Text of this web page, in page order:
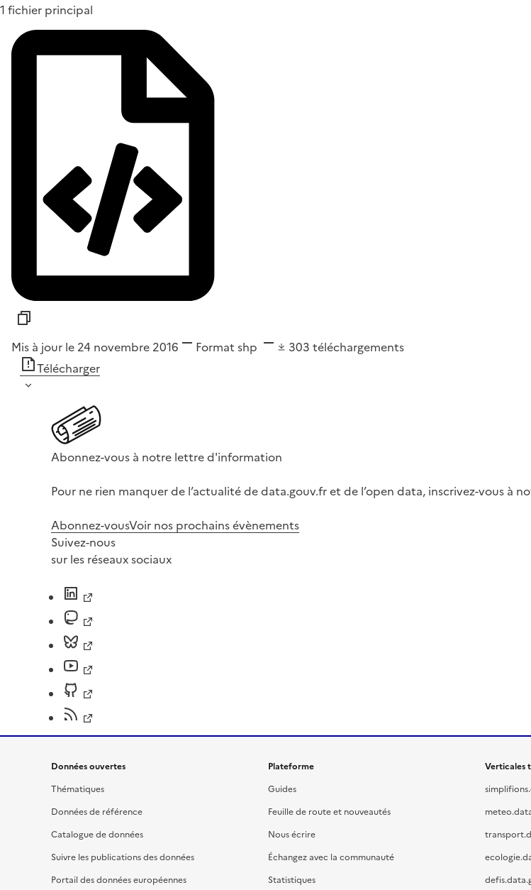
1 fichier principal
Mis à jour le 24 novembre 2016 Format shp 303 téléchargements
Télécharger
Abonnez-vous à notre lettre d'information
Pour ne rien manquer de l’actualité de data.gouv.fr et de l’open data, inscrivez-vous à
Abonnez-vousVoir nos prochains évènements
Suivez-nous
sur les réseaux sociaux
Données ouvertes
Thématiques
Données de référence
Catalogue de données
Suivre les publications des données
Portail des données européennes
Plateforme
Guides
Feuille de route et nouveautés
Nous écrire
Échangez avec la communauté
Statistiques
Verticales